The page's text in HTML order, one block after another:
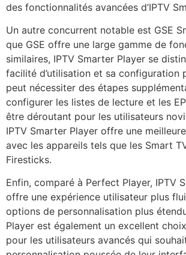
des fonctionnalités avancées d’IPTV
Un autre concurrent notable est GSE
que GSE offre une large gamme de
similaires, IPTV Smarter Player se
facilité d’utilisation et sa configuration
peut nécessiter des étapes
configurer les listes de lecture et les
être déroutant pour les utilisateurs
IPTV Smarter Player offre une
avec les appareils tels que les Smart
Firesticks.
Enfin, comparé à Perfect Player, IPTV
offre une expérience utilisateur plus
options de personnalisation plus
Player est également un excellent
pour les utilisateurs avancés qui